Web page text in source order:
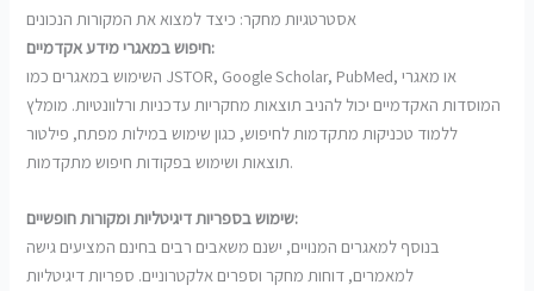
אסטרטגיות מחקר: כיצד למצוא את המקורות הנכונים
חיפוש במאגרי מידע אקדמיים:
השימוש במאגרים כמו JSTOR, Google Scholar, PubMed, או מאגרי
המוסדות האקדמיים יכול להניב תוצאות מחקריות עדכניות ורלוונטיות. מומלץ
ללמוד טכניקות מתקדמות לחיפוש, כגון שימוש במילות מפתח, פילטור
תוצאות ושימוש בפקודות חיפוש מתקדמות.
שימוש בספריות דיגיטליות ומקורות חופשיים:
בנוסף למאגרים המנויים, ישנם משאבים רבים בחינם המציעים גישה
למאמרים, דוחות מחקר וספרים אלקטרוניים. ספריות דיגיטליות